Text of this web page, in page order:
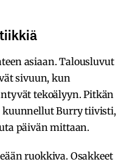
asiaan. Talousluvut
sivuun, kun
tekoälyyn. Pitkän
kuunnellut Burry tiivisti,
päivän mittaan.
ruokkiva. Osakkeet